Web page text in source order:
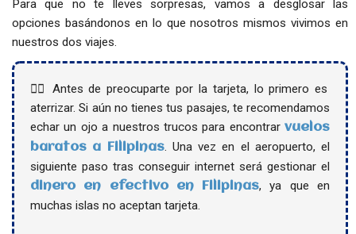
Para que no te lleves sorpresas, vamos a desglosar las
opciones basándonos en lo que nosotros mismos vivimos en
nuestros dos viajes.
👉🏻 Antes de preocuparte por la tarjeta, lo primero es
aterrizar. Si aún no tienes tus pasajes, te recomendamos
echar un ojo a nuestros trucos para encontrar vuelos
baratos a Filipinas. Una vez en el aeropuerto, el
siguiente paso tras conseguir internet será gestionar el
dinero en efectivo en Filipinas, ya que en
muchas islas no aceptan tarjeta.